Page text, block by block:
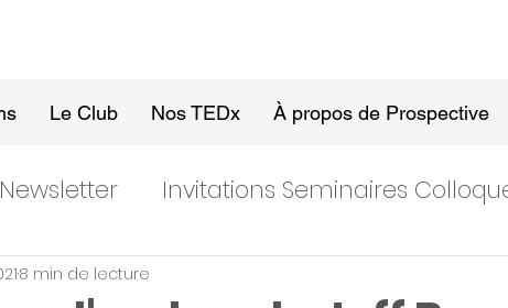
Le Club Nos TEDx À propos de Prospective
Newsletter Invitations Seminaires
8 min de lecture